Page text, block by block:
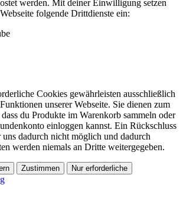
werden. Mit deiner Einwilligung setzen
folgende Drittdienste ein:
Cookies gewährleisten ausschließlich
unserer Webseite. Sie dienen zum
du Produkte im Warenkorb sammeln oder
einloggen kannst. Ein Rückschluss
dadurch nicht möglich und dadurch
werden niemals an Dritte weitergegeben.
Zustimmen Nur erforderliche